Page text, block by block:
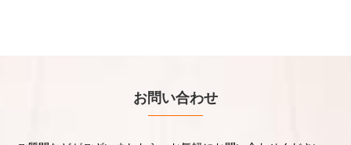
お問い合わせ